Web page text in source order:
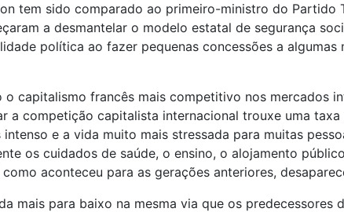
tem sido comparado ao primeiro-ministro do Partido
a desmantelar o modelo estatal de segurança
política ao fazer pequenas concessões a algumas
capitalismo francês mais competitivo nos mercados
a competição capitalista internacional trouxe uma
e a vida muito mais stressada para muitas
os cuidados de saúde, o ensino, o alojamento
aconteceu para as gerações anteriores,
mais para baixo na mesma via que os